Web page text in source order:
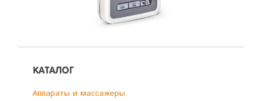
КАТАЛОГ
Аппараты и массажеры